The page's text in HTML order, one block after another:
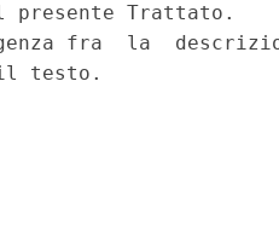
Trattato.
fra  la